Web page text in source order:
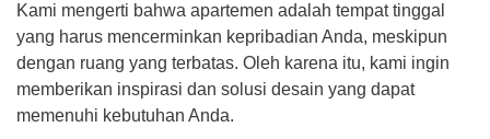
Kami mengerti bahwa apartemen adalah tempat tinggal
yang harus mencerminkan kepribadian Anda, meskipun
dengan ruang yang terbatas. Oleh karena itu, kami ingin
memberikan inspirasi dan solusi desain yang dapat
memenuhi kebutuhan Anda.